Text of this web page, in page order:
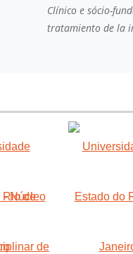
Clínico e sócio-
tratamiento de la